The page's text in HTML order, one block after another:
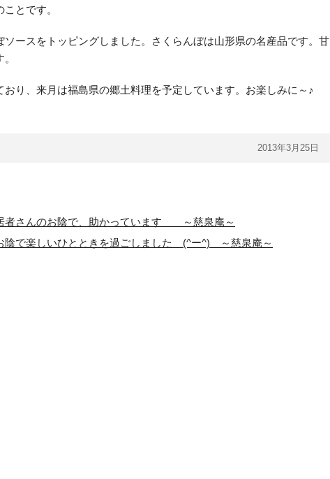
とです。
ースをトッピングしました。さくらんぼは山形県の名産品です。甘
り、来月は福島県の郷土料理を予定しています。お楽しみに～♪
2013年3月25日
者さんのお陰で、助かっています ～慈泉庵～
陰で楽しいひとときを過ごしました (^ー^) ～慈泉庵～